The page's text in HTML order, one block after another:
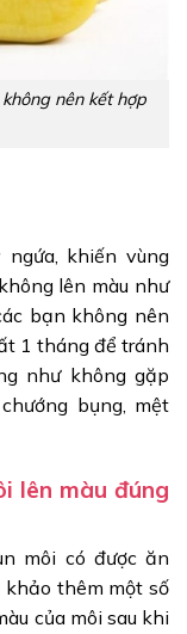
nên kết hợp
khiến vùng
lên màu như
bạn không nên
1 tháng để tránh
như không gặp
bụng, mệt
lên màu đúng
môi có được ăn
khảo thêm một số
của môi sau khi